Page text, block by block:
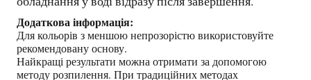
Додаткова інформація:
Для кольорів з меншою непрозорістю використовуйте
рекомендовану основу.
Найкращі результати можна отримати за допомогою
методу розпилення. При традиційних методах